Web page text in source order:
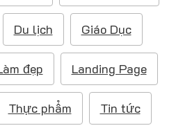
u
Du lịch Giáo Dục
đẹp Landing Page
Thực phẩm Tin tức